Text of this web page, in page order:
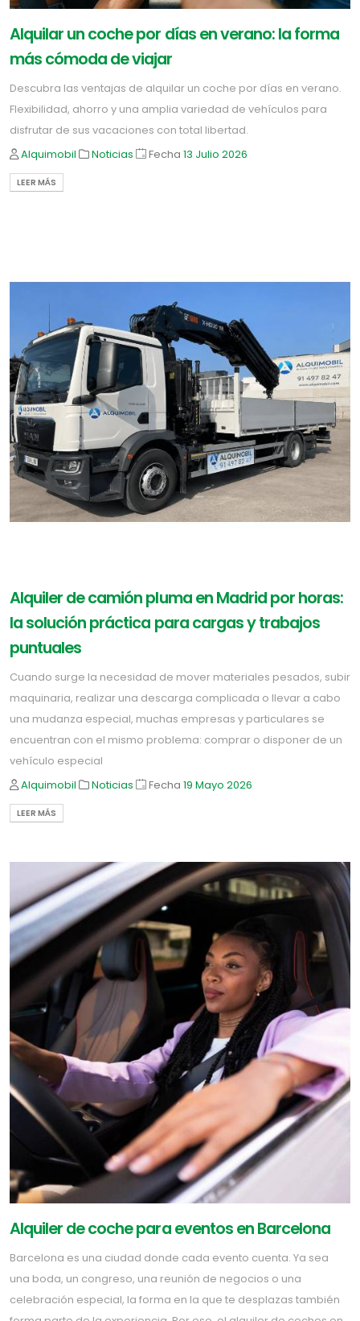
Alquilar un coche por días en verano: la forma
más cómoda de viajar
Descubra las ventajas de alquilar un coche por días en verano.
Flexibilidad, ahorro y una amplia variedad de vehículos para
disfrutar de sus vacaciones con total libertad.
Alquimobil
Noticias Fecha 13 Julio 2026
LEER MÁS
Alquiler de camión pluma en Madrid por horas:
la solución práctica para cargas y trabajos
puntuales
Cuando surge la necesidad de mover materiales pesados, subir
maquinaria, realizar una descarga complicada o llevar a cabo
una mudanza especial, muchas empresas y particulares se
encuentran con el mismo problema: comprar o disponer de un
vehículo especial
Alquimobil
Noticias Fecha 19 Mayo 2026
LEER MÁS
Alquiler de coche para eventos en Barcelona
Barcelona es una ciudad donde cada evento cuenta. Ya sea
una boda, un congreso, una reunión de negocios o una
celebración especial, la forma en la que te desplazas también